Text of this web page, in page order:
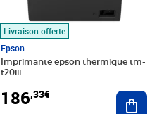
Livraison offerte
Epson
Imprimante epson thermique tm-
t20iii
186,33€